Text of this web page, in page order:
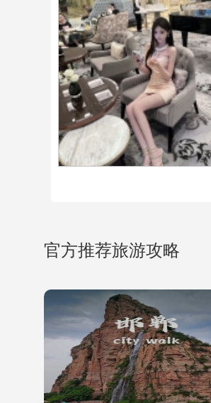
官方推荐旅游攻略